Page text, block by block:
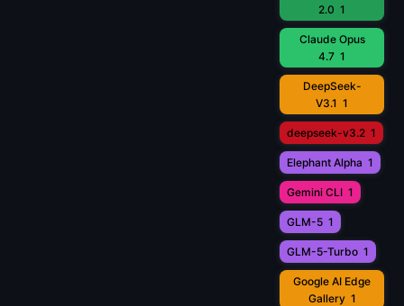
2.0 1
Claude Opus
4.7 1
DeepSeek-
V3.1 1
deepseek-v3.2 1
Elephant Alpha 1
Gemini CLI 1
GLM-5 1
GLM-5-Turbo 1
Google AI Edge
Gallery 1